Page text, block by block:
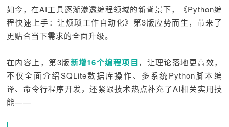
如今，在AI工具逐渐渗透编程领域的新背景下，《Python编
程快速上手：让烦琐工作自动化》第3版应势而生，带来了
更贴合当下需求的全面升级。
在内容上，第3版新增16个编程项目，让理论落地更高效，
不仅全面介绍SQLite数据库操作、多系统Python脚本编
译、命令行程序开发，还紧跟技术热点补充了AI相关实用技
能——